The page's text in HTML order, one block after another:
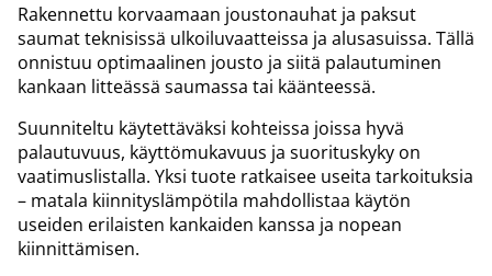
Rakennettu korvaamaan joustonauhat ja paksut
saumat teknisissä ulkoiluvaatteissa ja alusasuissa. Tällä
onnistuu optimaalinen jousto ja siitä palautuminen
kankaan litteässä saumassa tai käänteessä.
Suunniteltu käytettäväksi kohteissa joissa hyvä
palautuvuus, käyttömukavuus ja suorituskyky on
vaatimuslistalla. Yksi tuote ratkaisee useita tarkoituksia
– matala kiinnityslämpötila mahdollistaa käytön
useiden erilaisten kankaiden kanssa ja nopean
kiinnittämisen.